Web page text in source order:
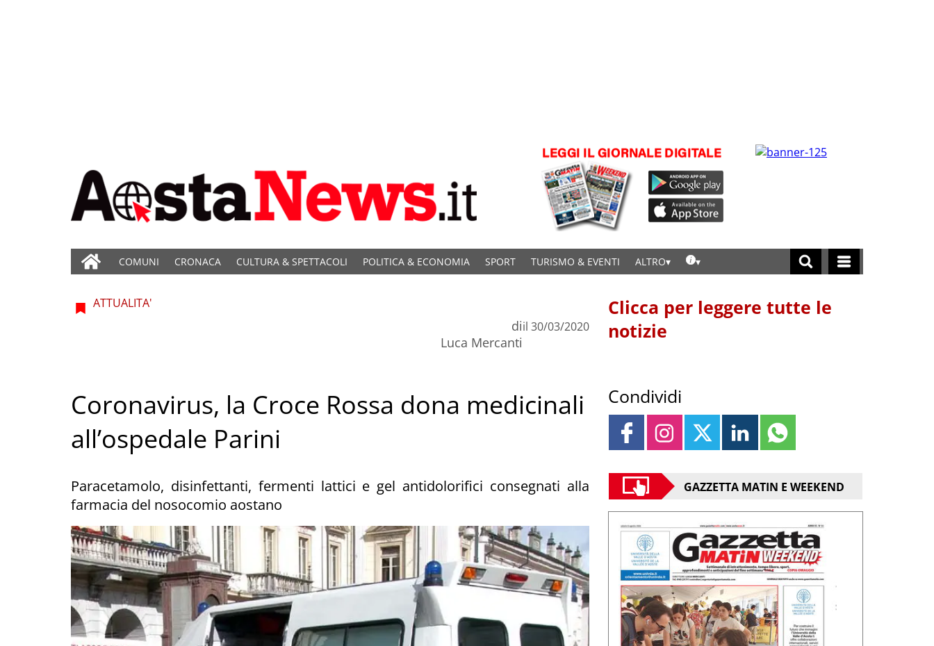
COMUNI CRONACA CULTURA & SPETTACOLI POLITICA & ECONOMIA SPORT TURISMO & EVENTI ALTRO
ATTUALITA'
di
Luca Mercanti
il 30/03/2020
Coronavirus, la Croce Rossa dona medicinali
all’ospedale Parini
Paracetamolo, disinfettanti, fermenti lattici e gel antidolorifici consegnati alla
farmacia del nosocomio aostano
Clicca per leggere tutte le
notizie
Condividi
GAZZETTA MATIN E WEEKEND